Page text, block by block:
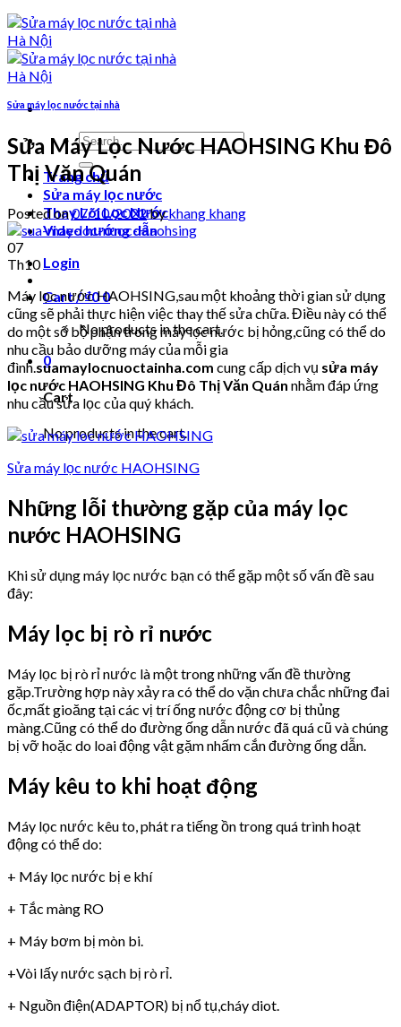
Search
for:
Trang chủ
Sửa máy lọc nước
Thay Lõi Lọc Nước
Video hướng dẫn
Login
Cart /₫00
No products in the cart.
0
Cart
No products in the cart.
Sửa máy lọc nước tại nhà
Sửa Máy Lọc Nước HAOHSING Khu Đô
Thị Văn Quán
Posted on07/10/2022bykhang khang
07
Th10
Máy lọc nước HAOHSING,sau một khoảng thời gian sử dụng
cũng sẽ phải thực hiện việc thay thế sửa chữa. Điều này có thể
do một số bộ phận trong máy lọc nước bị hỏng,cũng có thể do
nhu cầu bảo dưỡng máy của mỗi gia
đình.suamaylocnuoctainha.com cung cấp dịch vụ sửa máy
lọc nước HAOHSING Khu Đô Thị Văn Quán nhằm đáp ứng
nhu cầu sửa lọc của quý khách.
Sửa máy lọc nước HAOHSING
Những lỗi thường gặp của máy lọc
nước HAOHSING
Khi sử dụng máy lọc nước bạn có thể gặp một số vấn đề sau
đây:
Máy lọc bị rò rỉ nước
Máy lọc bị rò rỉ nước là một trong những vấn đề thường
gặp.Trường hợp này xảy ra có thể do vặn chưa chắc những đai
ốc,mất gioăng tại các vị trí ống nước động cơ bị thủng
màng.Cũng có thể do đường ống dẫn nước đã quá cũ và chúng
bị vỡ hoặc do loai động vật gặm nhấm cắn đường ống dẫn.
Máy kêu to khi hoạt động
Máy lọc nước kêu to, phát ra tiếng ồn trong quá trình hoạt
động có thể do:
+ Máy lọc nước bị e khí
+ Tắc màng RO
+ Máy bơm bị mòn bi.
+Vòi lấy nước sạch bị rò rỉ.
+ Nguồn điện(ADAPTOR) bị nổ tụ,cháy diot.